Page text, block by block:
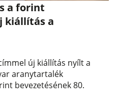
a forint
kiállítás a
új kiállítás nyílt a
aranytartalék
bevezetésének 80.